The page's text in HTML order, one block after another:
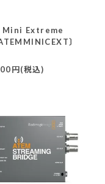
Mini Extreme
〕
円(税込)